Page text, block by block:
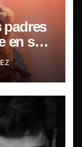
padres
en su